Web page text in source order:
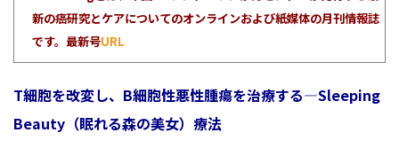
新の癌研究とケアについてのオンラインおよび紙媒体の月刊情報誌
です。最新号URL
T細胞を改変し、B細胞性悪性腫瘍を治療する—Sleeping
Beauty（眠れる森の美女）療法